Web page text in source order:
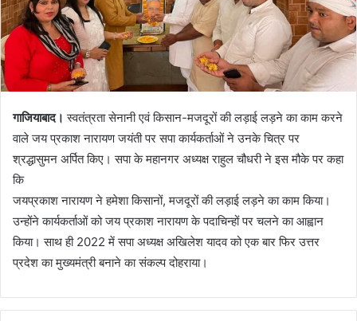
गाजियाबाद। स्वतंत्रता सेनानी एवं किसान-मजदूरों की लड़ाई लड़ने का काम करने
वाले जय प्रकाश नारायण जयंती पर सपा कार्यकर्ताओं ने उनके चित्र पर
श्रद्धासुमन अर्पित किए। सपा के महानगर अध्यक्ष राहुल चौधरी ने इस मौके पर कहा
कि
जयप्रकाश नारायण ने हमेशा किसानों, मजदूरों की लड़ाई लड़ने का काम किया।
उन्होंने कार्यकर्ताओं को जय प्रकाश नारायण के पदाचिन्हों पर चलने का आह्वान
किया। साथ ही 2022 में सपा अध्यक्ष अखिलेश यादव को एक बार फिर उत्तर
प्रदेश का मुख्यमंत्री बनाने का संकल्प दोहराया।